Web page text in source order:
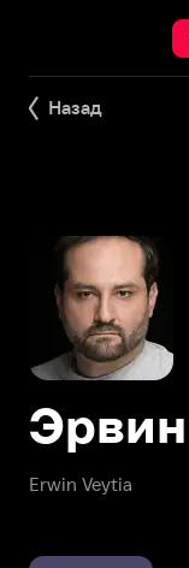
Назад
Erwin Veytia